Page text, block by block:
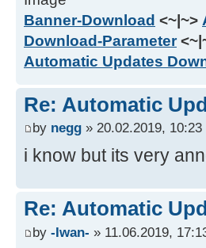
Banner-Download <~|~>
Download-Parameter
Automatic Updates
Re: Automatic
by negg » 20.02.2019, 10:23
i know but its very
Re: Automatic
by -Iwan- » 11.06.2019,